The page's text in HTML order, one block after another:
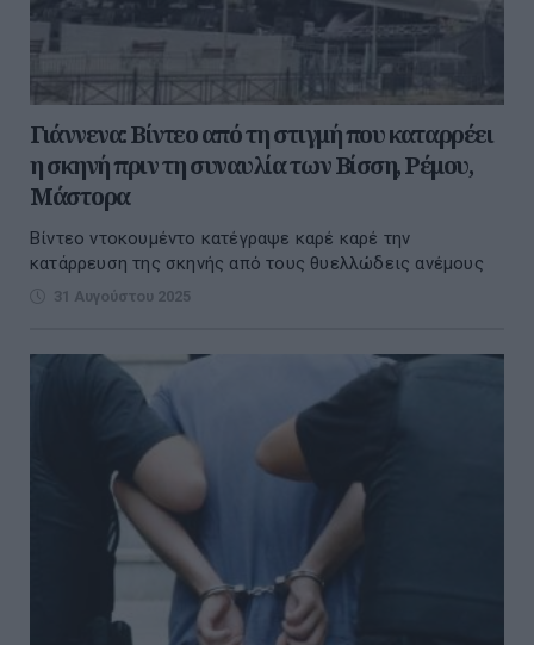
Γιάννενα: Βίντεο από τη στιγμή που καταρρέει
η σκηνή πριν τη συναυλία των Βίσση, Ρέμου,
Μάστορα
Βίντεο ντοκουμέντο κατέγραψε καρέ καρέ την
κατάρρευση της σκηνής από τους θυελλώδεις ανέμους
31 Αυγούστου 2025